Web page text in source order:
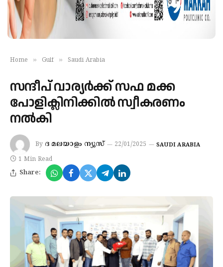
Home » Gulf » Saudi Arabia
സന്ദീപ്​ വാര്യർക്ക് സഫ മക്ക
പോളിക്ലിനിക്കിൽ സ്വീകരണം
നൽകി
By ദ മലയാളം ന്യൂസ് 22/01/2025 SAUDI ARABIA
1 Min Read
Share: